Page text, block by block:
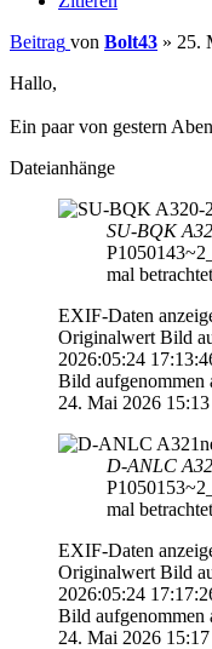
Beitrag von Bolt43 » 25.
Hallo,
Ein paar von gestern
Dateianhänge
SU-BQK
mal betrachtet
EXIF-Daten
Originalwert Bild
2026:05:24
Bild aufgenommen
24. Mai 2026 15:13
D-ANLC
mal betrachtet
EXIF-Daten
Originalwert Bild
2026:05:24
Bild aufgenommen
24. Mai 2026 15:17